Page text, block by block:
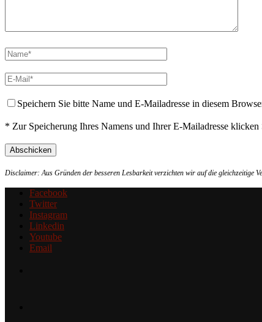
Speichern Sie bitte Name und E-Mailadresse in diesem
* Zur Speicherung Ihres Namens und Ihrer E-Mailadresse
Disclaimer: Aus Gründen der besseren Lesbarkeit verzichten wir auf die gleichzeitige
Facebook
Twitter
Instagram
Linkedin
Youtube
Email